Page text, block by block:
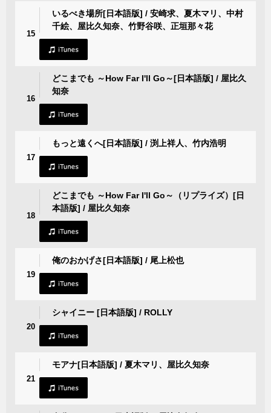
15
いるべき場所[日本語版] / 安崎求、夏木マリ、中村
千絵、屋比久知奈、竹野谷咲、正垣那々花
16
どこまでも ～How Far I'll Go～[日本語版] / 屋比久
知奈
17
もっと遠くへ[日本語版] / 渕上祥人、竹内浩明
18
どこまでも ～How Far I'll Go～（リプライズ）[日
本語版] / 屋比久知奈
19
俺のおかげさ[日本語版] / 尾上松也
20
シャイニー [日本語版] / ROLLY
21
モアナ[日本語版] / 夏木マリ、屋比久知奈